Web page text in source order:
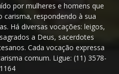
por mulheres e homens que
respondendo à sua
Há diversas vocações: leigos,
a Deus, sacerdotes
Cada vocação expressa
comum. Ligue: (11) 3578-
1164